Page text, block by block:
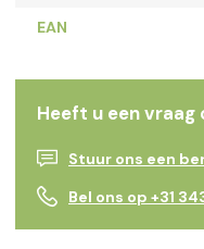
EAN
Heeft u een
Stuur ons een
Bel ons op +31